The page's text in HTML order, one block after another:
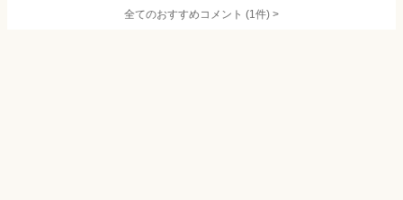
全てのおすすめコメント (1件) >